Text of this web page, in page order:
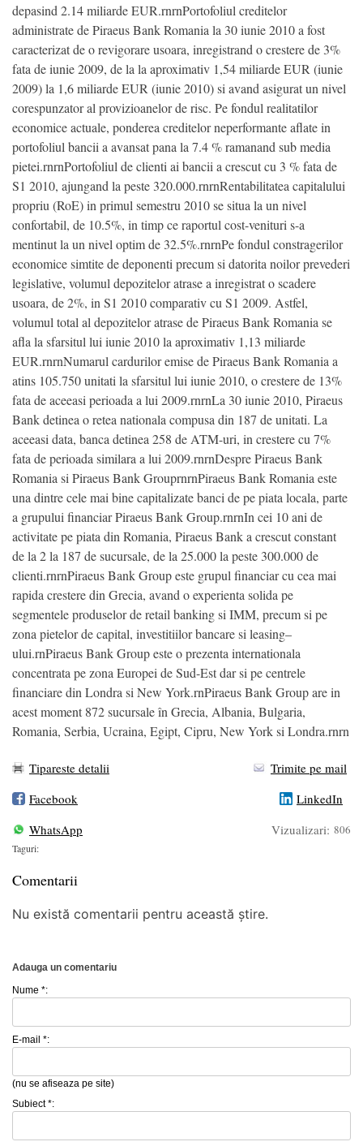
depasind 2.14 miliarde EUR.rnrnPortofoliul creditelor
administrate de Piraeus Bank Romania la 30 iunie 2010 a fost
caracterizat de o revigorare usoara, inregistrand o crestere de 3%
fata de iunie 2009, de la la aproximativ 1,54 miliarde EUR (iunie
2009) la 1,6 miliarde EUR (iunie 2010) si avand asigurat un nivel
corespunzator al provizioanelor de risc. Pe fondul realitatilor
economice actuale, ponderea creditelor neperformante aflate in
portofoliul bancii a avansat pana la 7.4 % ramanand sub media
pietei.rnrnPortofoliul de clienti ai bancii a crescut cu 3 % fata de
S1 2010, ajungand la peste 320.000.rnrnRentabilitatea capitalului
propriu (RoE) in primul semestru 2010 se situa la un nivel
confortabil, de 10.5%, in timp ce raportul cost-venituri s-a
mentinut la un nivel optim de 32.5%.rnrnPe fondul constragerilor
economice simtite de deponenti precum si datorita noilor prevederi
legislative, volumul depozitelor atrase a inregistrat o scadere
usoara, de 2%, in S1 2010 comparativ cu S1 2009. Astfel,
volumul total al depozitelor atrase de Piraeus Bank Romania se
afla la sfarsitul lui iunie 2010 la aproximativ 1,13 miliarde
EUR.rnrnNumarul cardurilor emise de Piraeus Bank Romania a
atins 105.750 unitati la sfarsitul lui iunie 2010, o crestere de 13%
fata de aceeasi perioada a lui 2009.rnrnLa 30 iunie 2010, Piraeus
Bank detinea o retea nationala compusa din 187 de unitati. La
aceeasi data, banca detinea 258 de ATM-uri, in crestere cu 7%
fata de perioada similara a lui 2009.rnrnDespre Piraeus Bank
Romania si Piraeus Bank GrouprnrnPiraeus Bank Romania este
una dintre cele mai bine capitalizate banci de pe piata locala, parte
a grupului financiar Piraeus Bank Group.rnrnIn cei 10 ani de
activitate pe piata din Romania, Piraeus Bank a crescut constant
de la 2 la 187 de sucursale, de la 25.000 la peste 300.000 de
clienti.rnrnPiraeus Bank Group este grupul financiar cu cea mai
rapida crestere din Grecia, avand o experienta solida pe
segmentele produselor de retail banking si IMM, precum si pe
zona pietelor de capital, investitiilor bancare si leasing–
ului.rnPiraeus Bank Group este o prezenta internationala
concentrata pe zona Europei de Sud-Est dar si pe centrele
financiare din Londra si New York.rnPiraeus Bank Group are in
acest moment 872 sucursale în Grecia, Albania, Bulgaria,
Romania, Serbia, Ucraina, Egipt, Cipru, New York si Londra.rnrn
Tipareste detalii
Trimite pe mail
Facebook
LinkedIn
WhatsApp
Vizualizari: 806
Taguri:
Comentarii
Nu există comentarii pentru această știre.
Adauga un comentariu
Nume *:
E-mail *:
(nu se afiseaza pe site)
Subiect *: